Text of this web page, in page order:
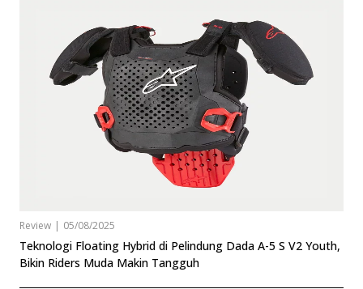
Review | 05/08/2025
Teknologi Floating Hybrid di Pelindung Dada A-5 S V2 Youth,
Bikin Riders Muda Makin Tangguh